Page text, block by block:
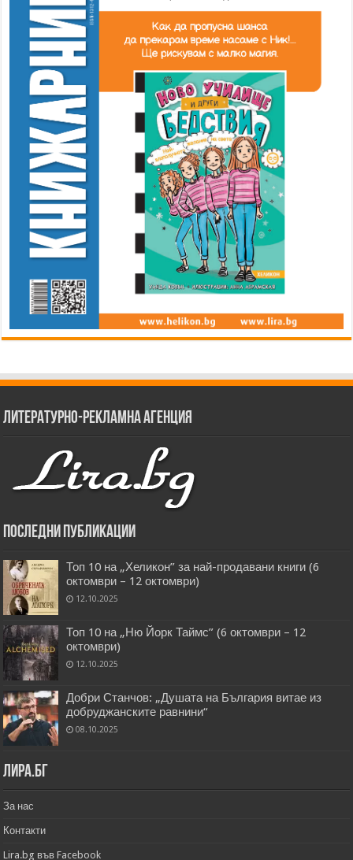
Литературно-рекламна агенция
Последни публикации
Топ 10 на „Хеликон” за най-продавани книги (6
октомври – 12 октомври)
12.10.2025
Топ 10 на „Ню Йорк Таймс” (6 октомври – 12
октомври)
12.10.2025
Добри Станчов: „Душата на България витае из
добруджанските равнини“
08.10.2025
Лира.бг
За нас
Контакти
Lira.bg във Facebook